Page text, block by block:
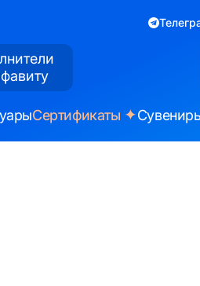
Сертификаты ✦